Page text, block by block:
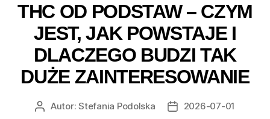
THC OD PODSTAW – CZYM
JEST, JAK POWSTAJE I
DLACZEGO BUDZI TAK
DUŻE ZAINTERESOWANIE
AutorAutor:Stefania Podolska
Data2026-07-01